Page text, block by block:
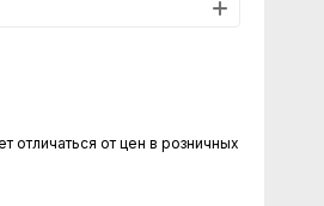
отличаться от цен в розничных